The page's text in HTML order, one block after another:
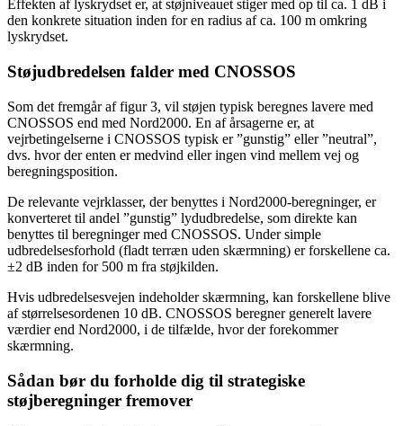
Effekten af lyskrydset er, at støjniveauet stiger med op til ca. 1 dB i
den konkrete situation inden for en radius af ca. 100 m omkring
lyskrydset.
Støjudbredelsen falder med CNOSSOS
Som det fremgår af figur 3, vil støjen typisk beregnes lavere med
CNOSSOS end med Nord2000. En af årsagerne er, at
vejrbetingelserne i CNOSSOS typisk er ”gunstig” eller ”neutral”,
dvs. hvor der enten er medvind eller ingen vind mellem vej og
beregningsposition.
De relevante vejrklasser, der benyttes i Nord2000-beregninger, er
konverteret til andel ”gunstig” lydudbredelse, som direkte kan
benyttes til beregninger med CNOSSOS. Under simple
udbredelsesforhold (fladt terræn uden skærmning) er forskellene ca.
±2 dB inden for 500 m fra støjkilden.
Hvis udbredelsesvejen indeholder skærmning, kan forskellene blive
af størrelsesordenen 10 dB. CNOSSOS beregner generelt lavere
værdier end Nord2000, i de tilfælde, hvor der forekommer
skærmning.
Sådan bør du forholde dig til strategiske
støjberegninger fremover